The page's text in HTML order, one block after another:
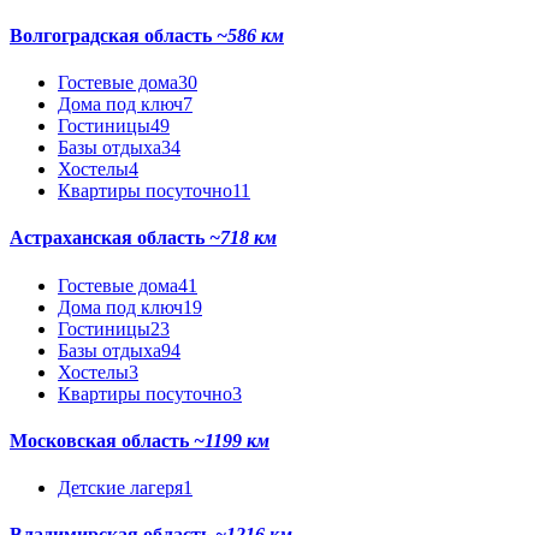
Волгоградская область ~586 км
Гостевые дома30
Дома под ключ7
Гостиницы49
Базы отдыха34
Хостелы4
Квартиры посуточно11
Астраханская область ~718 км
Гостевые дома41
Дома под ключ19
Гостиницы23
Базы отдыха94
Хостелы3
Квартиры посуточно3
Московская область ~1199 км
Детские лагеря1